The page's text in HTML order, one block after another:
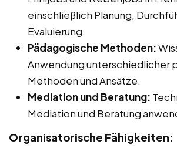
einschließlich Planung,
Evaluierung.
Pädagogische Methoden:
Anwendung unterschiedlicher
Methoden und Ansätze.
Mediation und Beratung:
Mediation und Beratung
Organisatorische Fähigkeiten: